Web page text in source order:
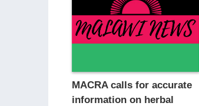
MACRA calls for accurate
information on herbal